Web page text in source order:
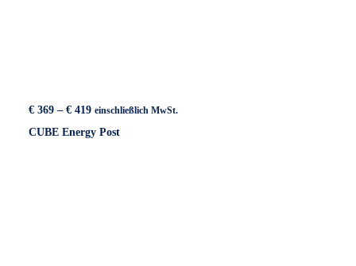
€ 369 – € 419Preisspanne:
bis
einschließlich MwSt.
CUBE Energy Post